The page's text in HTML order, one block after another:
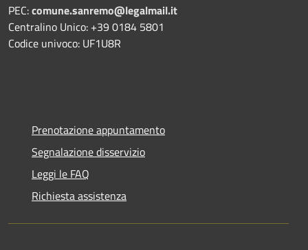
PEC:comune.sanremo@legalmail.it
Centralino Unico: +39 0184 5801
Codice univoco: UF1U8R
Prenotazione appuntamento
Segnalazione disservizio
Leggi le FAQ
Richiesta assistenza